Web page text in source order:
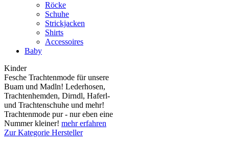
Röcke
Schuhe
Strickjacken
Shirts
Accessoires
Baby
Kinder
Fesche Trachtenmode für unsere
Buam und Madln! Lederhosen,
Trachtenhemden, Dirndl, Haferl-
und Trachtenschuhe und mehr!
Trachtenmode pur - nur eben eine
Nummer kleiner! mehr erfahren
Zur Kategorie Hersteller